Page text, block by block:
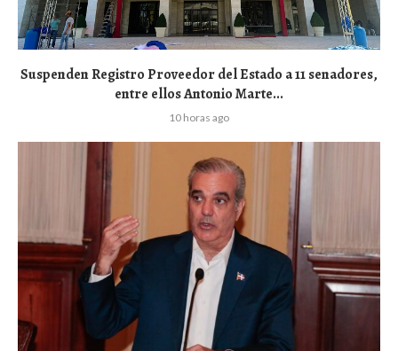
Suspenden Registro Proveedor del Estado a 11 senadores,
entre ellos Antonio Marte...
10 horas ago